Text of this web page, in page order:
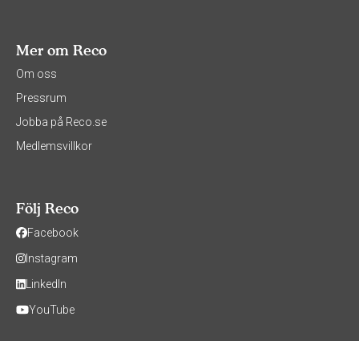
Mer om Reco
Om oss
Pressrum
Jobba på Reco.se
Medlemsvillkor
Följ Reco
Facebook
Instagram
LinkedIn
YouTube